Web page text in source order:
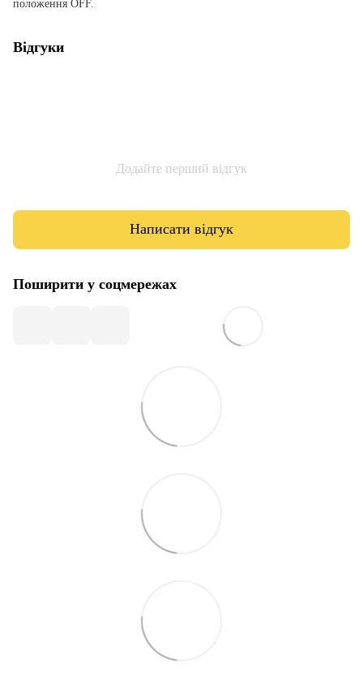
положення OFF.
Відгуки
Додайте перший відгук
Написати відгук
Поширити у соцмережах